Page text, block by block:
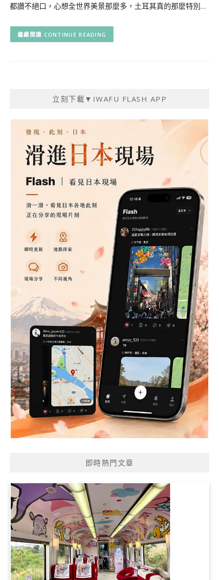
都讚不絕口，心想全世界美景那麼多，土耳其真的那麼特別…
CONTINUE READING
立刻下載▼IWAFU FLASH APP
即時熱門文章